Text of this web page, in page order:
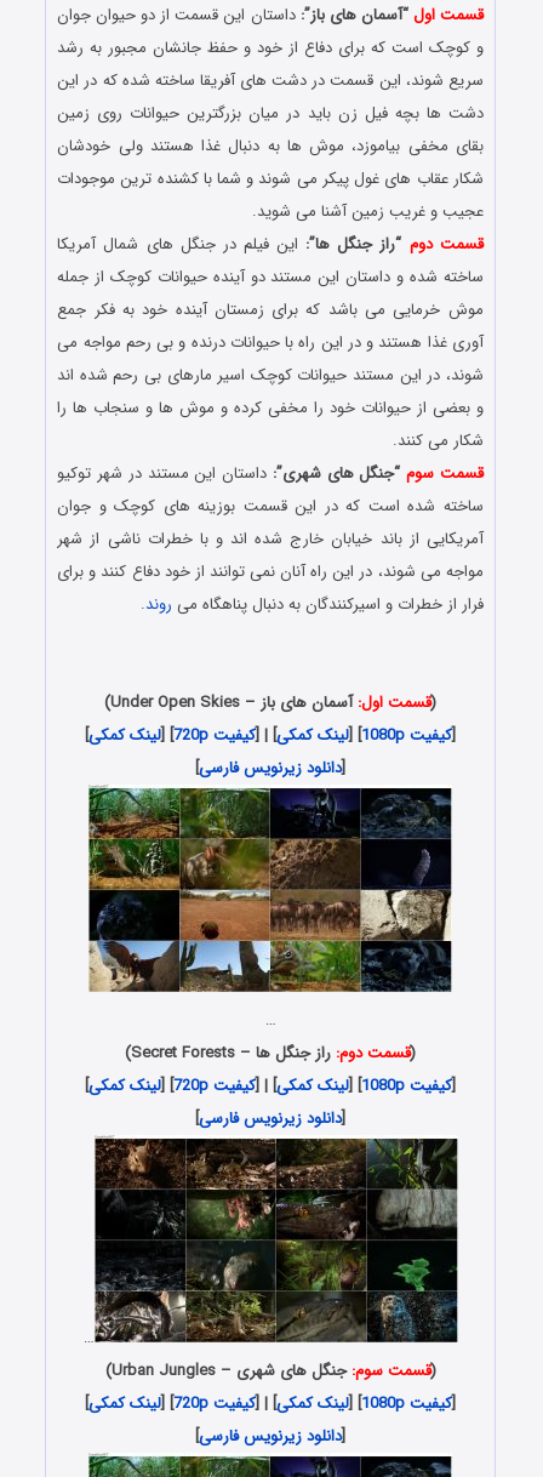
قسمت اول“آسمان های باز”: داستان این قسمت از دو حیوان جوان
و کوچک است که برای دفاع از خود و حفظ جانشان مجبور به رشد
سریع شوند، این قسمت در دشت های آفریقا ساخته شده که در این
دشت ها بچه فیل زن باید در میان بزرگترین حیوانات روی زمین
بقای مخفی بیاموزد، موش ها به دنبال غذا هستند ولی خودشان
شکار عقاب های غول پیکر می شوند و شما با کشنده ترین موجودات
عجیب و غریب زمین آشنا می شوید.
قسمت دوم “راز جنگل ها”: این فیلم در جنگل های شمال آمریکا
ساخته شده و داستان این مستند دو آینده حیوانات کوچک از جمله
موش خرمایی می باشد که برای زمستان آینده خود به فکر جمع
آوری غذا هستند و در این راه با حیوانات درنده و بی رحم مواجه می
شوند، در این مستند حیوانات کوچک اسیر مارهای بی رحم شده اند
و بعضی از حیوانات خود را مخفی کرده و موش ها و سنجاب ها را
شکار می کنند.
قسمت سوم “جنگل های شهری”: داستان این مستند در شهر توکیو
ساخته شده است که در این قسمت بوزینه های کوچک و جوان
آمریکایی از باند خیابان خارج شده اند و با خطرات ناشی از شهر
مواجه می شوند، در این راه آنان نمی توانند از خود دفاع کنند و برای
فرار از خطرات و اسیرکنندگان به دنبال پناهگاه می روند.
(قسمت اول:آسمان های باز – Under Open Skies)
[کیفیت 1080p ] [لینک کمکی] | [کیفیت 720p ] [لینک کمکی]
[دانلود زیرنویس فارسی]
…
(قسمت دوم: راز جنگل ها – Secret Forests)
[کیفیت 1080p ] [لینک کمکی] | [کیفیت 720p ] [لینک کمکی]
[دانلود زیرنویس فارسی]
…
(قسمت سوم:جنگل های شهری – Urban Jungles)
[کیفیت 1080p ] [لینک کمکی] | [کیفیت 720p ] [لینک کمکی]
[دانلود زیرنویس فارسی]